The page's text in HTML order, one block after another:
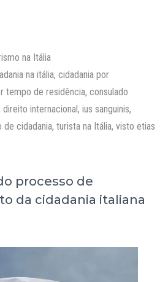
na Itália
na itália, cidadania por
tempo de residência, consulado
direito internacional, ius sanguinis,
de cidadania, turista na Itália, visto etias
processo de
da cidadania italiana